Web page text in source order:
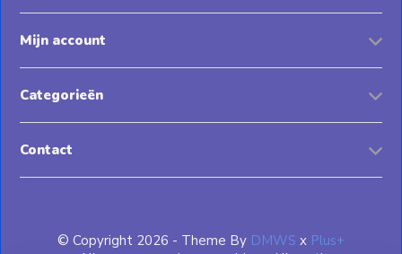
Mijn account
Categorieën
Contact
© Copyright 2026 - Theme By DMWS x Plus+